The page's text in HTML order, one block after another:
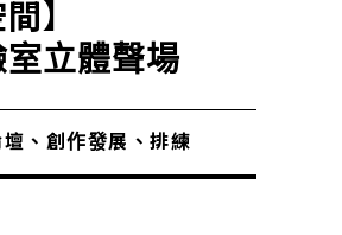
】
立體聲場
、創作發展、排練